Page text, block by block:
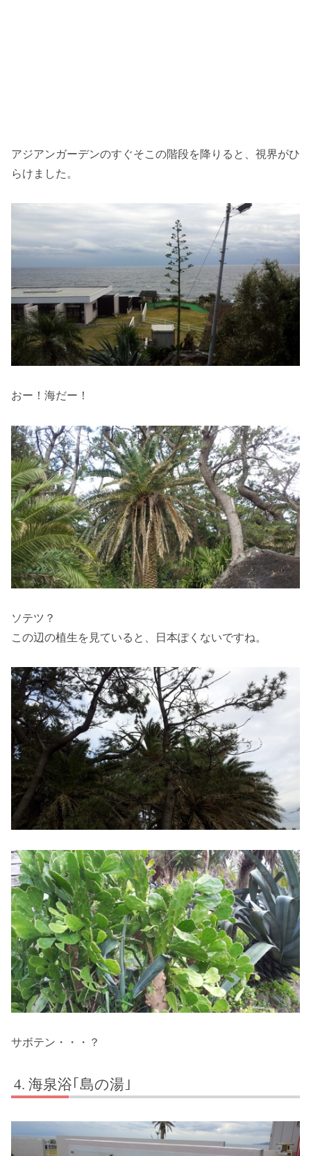
アジアンガーデンのすぐそこの階段を降りると、視界がひ
らけました。
おー！海だー！
ソテツ？
この辺の植生を見ていると、日本ぽくないですね。
サボテン・・・？
海泉浴｢島の湯｣